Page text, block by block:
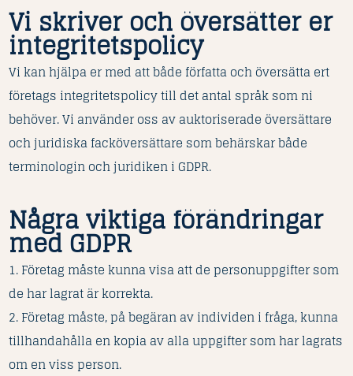
Vi skriver och översätter er
integritetspolicy
Vi kan hjälpa er med att både författa och översätta ert
företags integritetspolicy till det antal språk som ni
behöver. Vi använder oss av auktoriserade översättare
och juridiska facköversättare som behärskar både
terminologin och juridiken i GDPR.
Några viktiga förändringar
med GDPR
1. Företag måste kunna visa att de personuppgifter som
de har lagrat är korrekta.
2. Företag måste, på begäran av individen i fråga, kunna
tillhandahålla en kopia av alla uppgifter som har lagrats
om en viss person.